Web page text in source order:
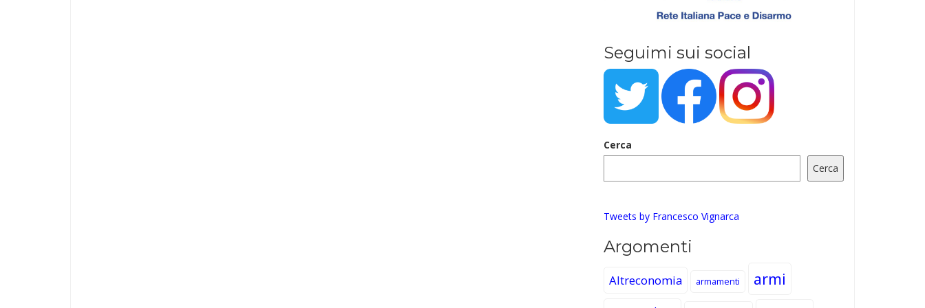
Seguimi sui social
Cerca
Cerca
Tweets by Francesco Vignarca
Argomenti
Altreconomia armamenti armi